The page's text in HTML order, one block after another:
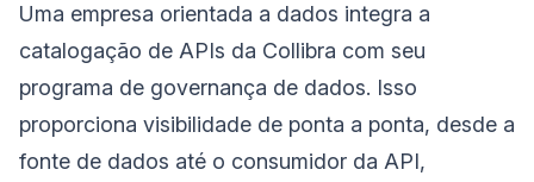
Uma empresa orientada a dados integra a
catalogação de APIs da Collibra com seu
programa de governança de dados. Isso
proporciona visibilidade de ponta a ponta, desde a
fonte de dados até o consumidor da API,